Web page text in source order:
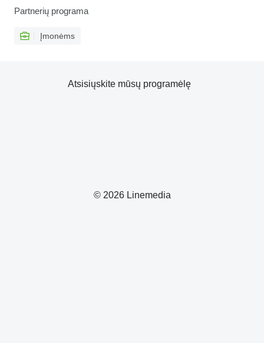
Partnerių programa
Įmonėms
© 2026 Linemedia
Atsisiųskite mūsų programėlę